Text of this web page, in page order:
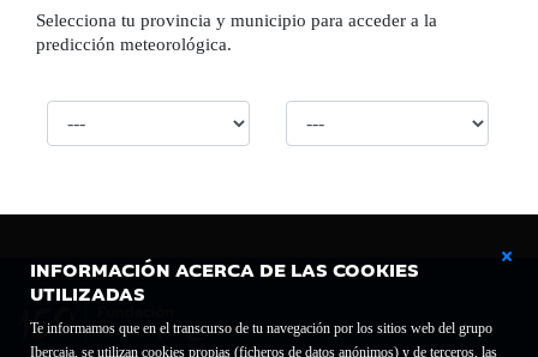
INFORMACIÓN ACERCA DE LAS COOKIES
UTILIZADAS
Te informamos que en el transcurso de tu navegación por los sitios web del grupo
Ibercaja, se utilizan cookies propias (ficheros de datos anónimos) y de terceros, las
Selecciona tu provincia y municipio para acceder a la
predicción meteorológica.